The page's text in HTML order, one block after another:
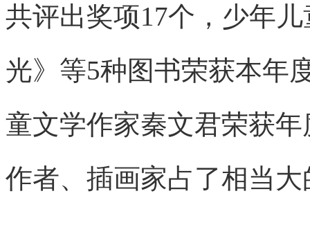
共评出奖项17个，少年
光》等5种图书荣获本年
童文学作家秦文君荣获
作者、插画家占了相当